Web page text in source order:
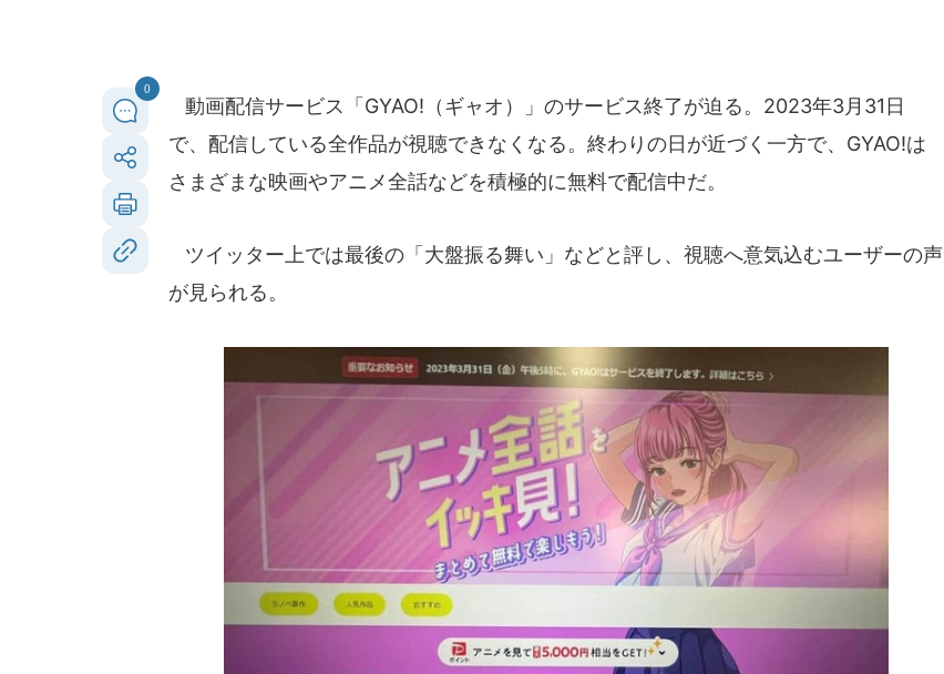
0
動画配信サービス「GYAO!（ギャオ）」のサービス終了が迫る。2023年3月31日
で、配信している全作品が視聴できなくなる。終わりの日が近づく一方で、GYAO!は
さまざまな映画やアニメ全話などを積極的に無料で配信中だ。
ツイッター上では最後の「大盤振る舞い」などと評し、視聴へ意気込むユーザーの声
が見られる。